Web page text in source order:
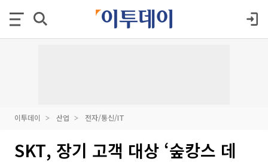
이투데이 산업 전자/통신/IT
SKT, 장기 고객 대상 ‘숲캉스 데